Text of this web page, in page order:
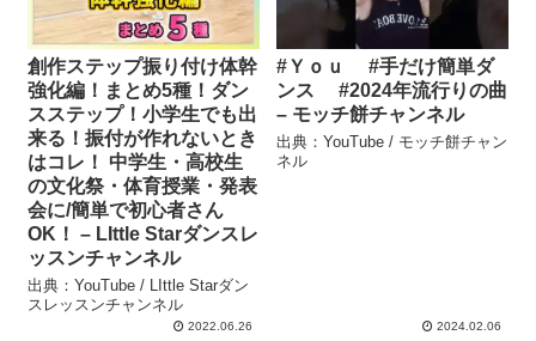
創作ステップ振り付け体幹
強化編！まとめ5種！ダン
スステップ！小学生でも出
来る！振付が作れないとき
はコレ！ 中学生・高校生
の文化祭・体育授業・発表
会に/簡単で初心者さん
OK！ – LIttle Starダンスレ
ッスンチャンネル
出典：YouTube / LIttle Starダン
スレッスンチャンネル
2022.06.26
#Ｙｏｕ #手だけ簡単ダ
ンス #2024年流行りの曲
– モッチ餅チャンネル
出典：YouTube / モッチ餅チャン
ネル
2024.02.06